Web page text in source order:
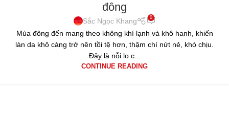
đông
Sắc Ngọc Khang 0
Mùa đông đến mang theo không khí lạnh và khô hanh, khiến
làn da khô càng trở nên tồi tệ hơn, thậm chí nứt nẻ, khó chịu.
Đây là nỗi lo c...
CONTINUE READING